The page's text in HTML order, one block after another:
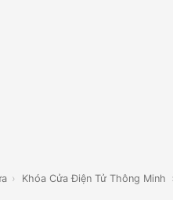
› Khóa Cửa Điện Tử Thông Minh